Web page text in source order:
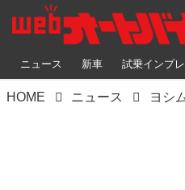
ニュース 新車 試乗インプレ
HOME ニュース